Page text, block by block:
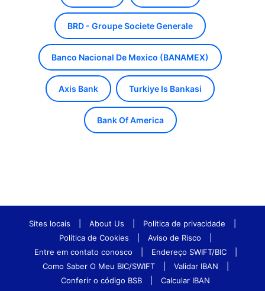
BRD - Groupe Societe Generale
Banco Nacional De Mexico (BANAMEX)
Axis Bank Turkiye Is Bankasi
Bank Of America
Sites locais About Us Política de privacidade
Política de Cookies
Aviso de Risco
Entre em contato conosco
Endereço SWIFT/BIC
Como Saber O Meu BIC/SWIFT
Validar IBAN
Conferir o código BSB
Calcular IBAN